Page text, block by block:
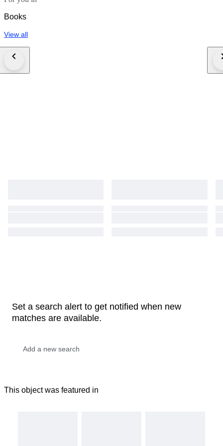
Books
View all
Set a search alert to get notified when new
matches are available.
This object was featured in